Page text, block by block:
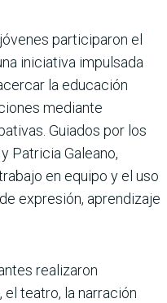
participaron el
iniciativa impulsada
la educación
mediante
Guiados por los
Patricia Galeano,
en equipo y el uso
expresión, aprendizaje
realizaron
teatro, la narración